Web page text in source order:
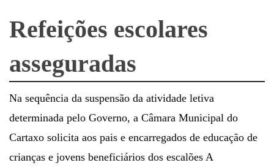
Refeições escolares
asseguradas
Na sequência da suspensão da atividade letiva
determinada pelo Governo, a Câmara Municipal do
Cartaxo solicita aos pais e encarregados de educação de
crianças e jovens beneficiários dos escalões A